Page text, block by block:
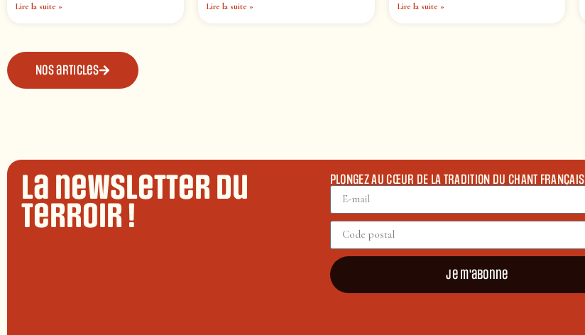
Lire la suite » Lire la suite » Lire la suite »
Nos articles
La newsletter du
terroir !
PLONGEZ AU CŒUR DE LA TRADITION DU CHANT FRANÇAIS
Je m'abonne